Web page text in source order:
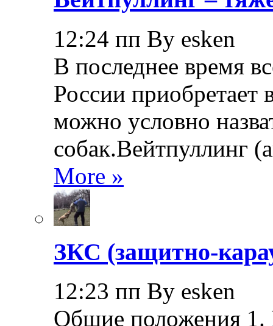
12:24 пп By esken
В последнее время
России приобретает
можно условно
собак.Вейтпуллинг
More »
ЗКС (защитно-
12:23 пп By esken
Общие положения